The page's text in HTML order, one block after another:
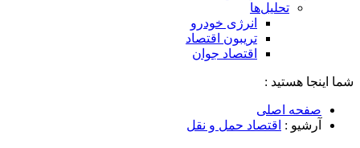
تحلیل‌ها
انرژی خودرو
تریبون اقتصاد
اقتصاد جوان
شما اینجا هستید :
صفحه اصلی
آرشیو : اقتصاد حمل و نقل